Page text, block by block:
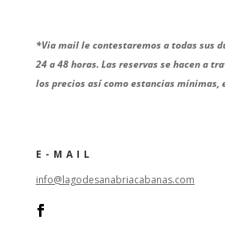
*Via mail le contestaremos a todas sus
24 a 48 horas. Las reservas se hacen a
los precios así como estancias mínimas,
E-MAIL
info@lagodesanabriacabanas.com